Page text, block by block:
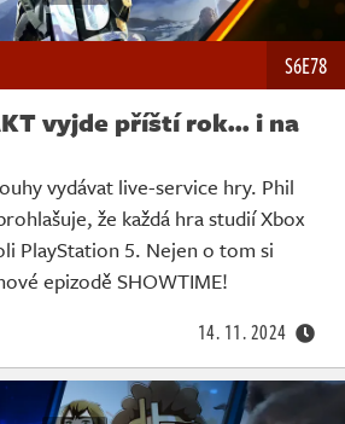
S6E78
vyjde příští rok... i na
vydávat live-service hry. Phil
že každá hra studií Xbox
PlayStation 5. Nejen o tom si
epizodě SHOWTIME!
14. 11. 2024